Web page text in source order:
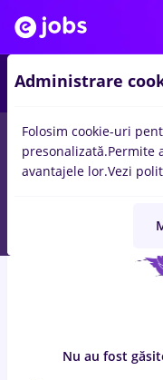
locuri de muncacu
pentruEntry-Level (< 2
Nu au fost
Administrare
Folosim cookie-uri
presonalizată.Permite
avantajele lor.Vezi